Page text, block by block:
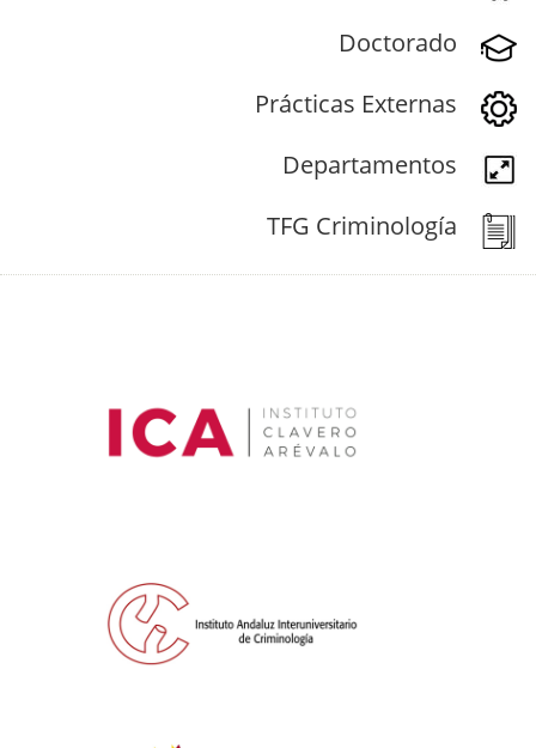
Doctorado
Prácticas Externas
Departamentos
TFG Criminología